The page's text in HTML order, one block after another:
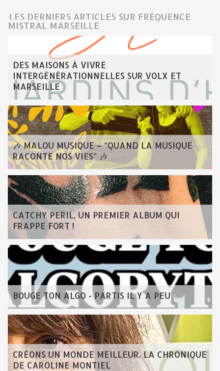
LES DERNIERS ARTICLES SUR FRÉQUENCE
MISTRAL MARSEILLE
DES MAISONS À VIVRE
INTERGÉNÉRATIONNELLES SUR VOLX ET
MARSEILLE
🎶 MALOU MUSIQUE – “QUAND LA MUSIQUE
RACONTE NOS VIES” 🎶
CATCHY PERIL, UN PREMIER ALBUM QUI
FRAPPE FORT !
BOUGE TON ALGO - PARTIS IL Y A PEU
CRÉONS UN MONDE MEILLEUR, LA CHRONIQUE
DE CAROLINE MONTIEL